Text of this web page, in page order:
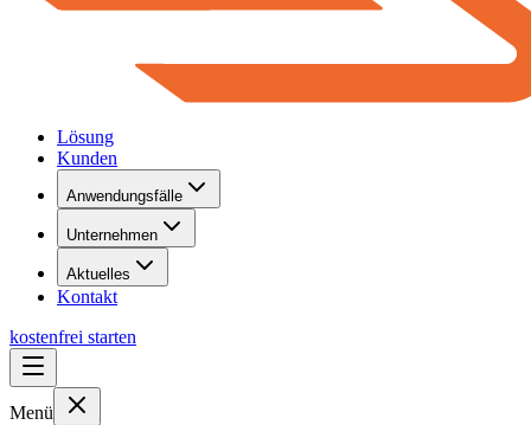
Lösung
Kunden
Anwendungsfälle
Unternehmen
Aktuelles
Kontakt
kostenfrei starten
Menü